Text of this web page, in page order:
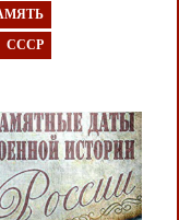
СССР